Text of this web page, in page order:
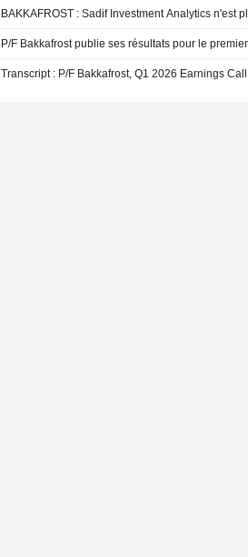
BAKKAFROST : Sadif Investment Analytics
P/F Bakkafrost publie ses résultats pour le
Transcript : P/F Bakkafrost, Q1 2026 Earnings